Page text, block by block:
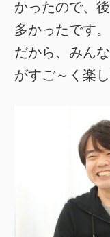
かったので、
多かったです。
だから、みん
がすご～く楽